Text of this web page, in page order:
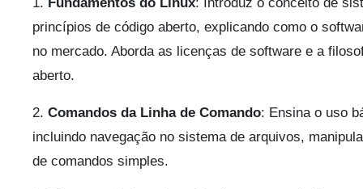
princípios de código aberto, explicando como o
no mercado. Aborda as licenças de software e a
aberto.
2. Comandos da Linha de Comando: Ensina o uso
incluindo navegação no sistema de arquivos,
de comandos simples.